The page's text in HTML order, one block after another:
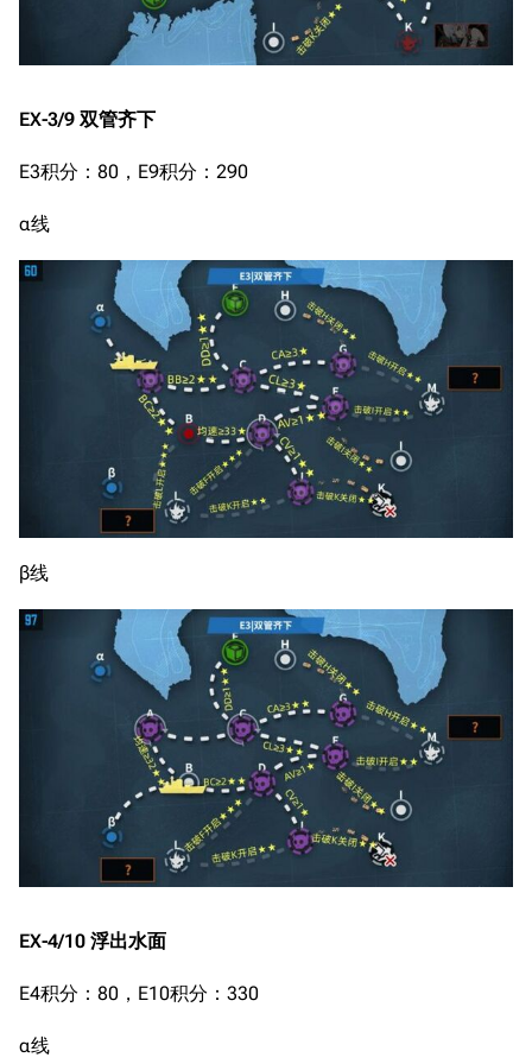
EX-3/9 双管齐下
E3积分：80，E9积分：290
α线
β线
EX-4/10 浮出水面
E4积分：80，E10积分：330
α线